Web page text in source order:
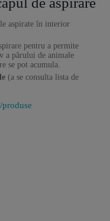
aspirate în interior
pentru a permite
a părului de animale
se pot acumula.
(a se consulta lista de